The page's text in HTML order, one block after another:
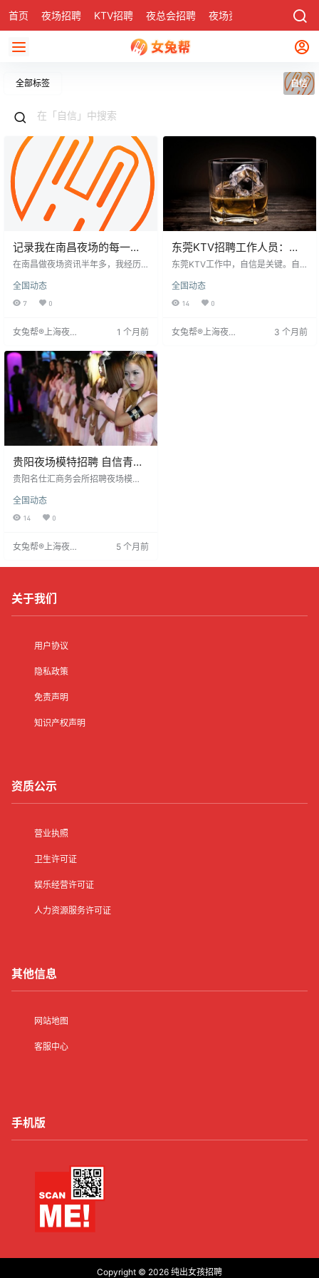
首页 夜场招聘 KTV招聘 夜总会招聘 夜场资讯 社区
全部标签 自信
记录我在南昌夜场的每一天
平凡但充实的工作生活日记
在南昌做夜场资讯半年多，我经历
过系统培训，我快速适应了工作，
并显著提升了自信和沟通能力。收
珍贵的友谊。虽然辛苦，但成长是
安全第一，保护好自己，每一步都
值得。
全国动态
7 0
女兔帮®上海夜场
1 个月前
东莞KTV招聘工作人员：自
信是成功的关键
东莞KTV工作中，自信是关键。自
士时脱颖而出，获得认可。员工应
相信自身能力，尤其面对唱歌环
因此应放开大胆演唱。自信不仅使
全国动态
14 0
女兔帮®上海夜场
3 个月前
贵阳夜场模特招聘 自信青春
圆梦舞台
贵阳名仕汇商务会所招聘夜场模
住宿报销。要求形象气质佳，165c
m以上，外形靓丽，采用日结薪资。
提供专业培训，使用艺名工作。咨
春美丽、实现经济独立、改善生
信可靠，期待加入。
全国动态
14 0
女兔帮®上海夜场
5 个月前
关于我们
用户协议
隐私政策
免责声明
知识产权声明
资质公示
营业执照
卫生许可证
娱乐经营许可证
人力资源服务许可证
其他信息
网站地图
客服中心
手机版
Copyright © 2026 纯出女孩招聘